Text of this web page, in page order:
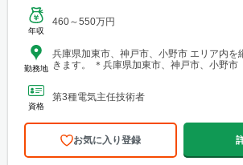
年収
460～550万円
勤務地
兵庫県加東市、神戸市、小野市 エリア内を
きます。 ＊兵庫県加東市、神戸市、小野市 【変更の範囲】 ・会社
資格
第3種電気主任技術者
お気に入り登録